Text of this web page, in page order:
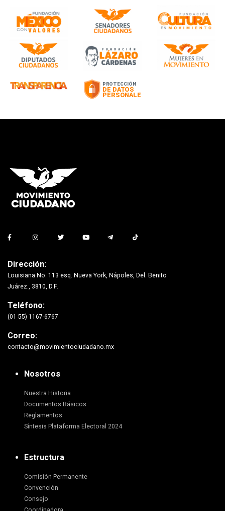
Dirección:
Louisiana No. 113 esq. Nueva York, Nápoles, Del. Benito
Juárez., 3810, D.F.
Teléfono:
(01 55) 1167-6767
Correo:
contacto@movimientociudadano.mx
Nosotros
Nuestra Historia
Documentos Básicos
Reglamentos
Síntesis Plataforma Electoral 2024
Estructura
Comisión Permanente
Convención
Consejo